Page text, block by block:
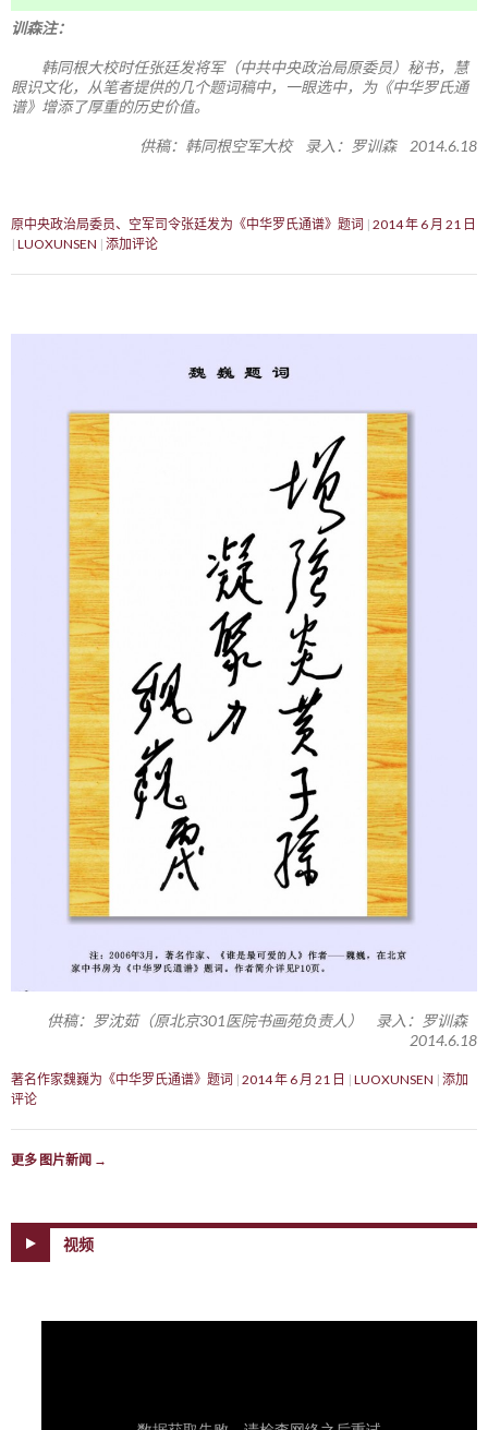
训森注：
韩同根大校时任张廷发将军（中共中央政治局原委员）秘书，慧
眼识文化，从笔者提供的几个题词稿中，一眼选中，为《中华罗氏通
谱》增添了厚重的历史价值。
供稿：韩同根空军大校 录入：罗训森 2014.6.18
原中央政治局委员、空军司令张廷发为《中华罗氏通谱》题词 2014 年 6 月 21 日
LUOXUNSEN 添加评论
供稿：罗沈茹（原北京301医院书画苑负责人） 录入：罗训森
2014.6.18
著名作家魏巍为《中华罗氏通谱》题词 2014 年 6 月 21 日 LUOXUNSEN 添加
评论
更多 图片新闻 →
视频